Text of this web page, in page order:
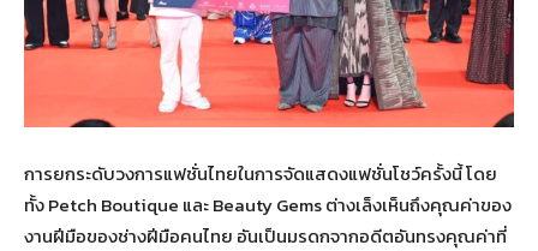
การยกระดับวงการแฟชั่นไทยในการจัดแสดงแฟชั่นโชว์ครั้งนี้ โดย
ทั้ง Petch Boutique และ Beauty Gems ต่างเล็งเห็นถึงคุณค่าของ
งานฝีมือของช่างฝีมือคนไทย อันเป็นมรดกจากอดีตอันทรงคุณค่าที่